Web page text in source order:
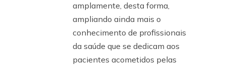
amplamente, desta forma,
ampliando ainda mais o
conhecimento de profissionais
da saúde que se dedicam aos
pacientes acometidos pelas